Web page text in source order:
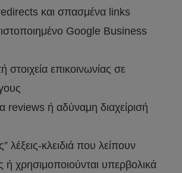
και σπασμένα links
Google Business
στοιχεία επικοινωνίας σε
reviews ή αδύναμη διαχείρισή
λέξεις-κλειδιά που λείπουν
ή χρησιμοποιούνται υπερβολικά